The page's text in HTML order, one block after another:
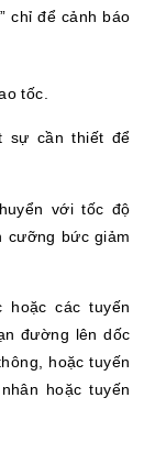
chỉ để cảnh báo
tốc.
sự cần thiết để
với tốc độ
cưỡng bức giảm
các tuyến
đường lên dốc
hoặc tuyến
hoặc tuyến